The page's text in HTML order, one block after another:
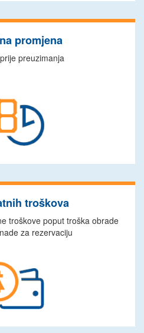
promjena
preuzimanja
troškova
troškove poput troška obrade
za rezervaciju